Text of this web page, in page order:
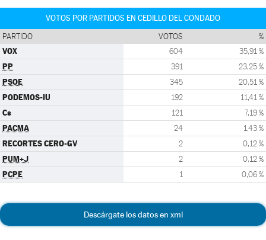
VOTOS POR PARTIDOS EN CEDILLO DEL CONDADO
PARTIDO VOTOS %
VOX 604 35,91 %
PP 391 23,25 %
PSOE 345 20,51 %
PODEMOS-IU 192 11,41 %
Cs 121 7,19 %
PACMA 24 1,43 %
RECORTES CERO-GV 2 0,12 %
PUM+J 2 0,12 %
PCPE 1 0,06 %
Descárgate los datos en xml